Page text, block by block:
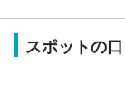
スポットの